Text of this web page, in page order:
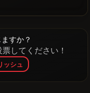
すか？
してください！
ッシュ